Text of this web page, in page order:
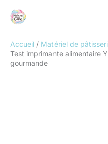
Accueil
Matériel de
Test imprimante alimentaire
gourmande